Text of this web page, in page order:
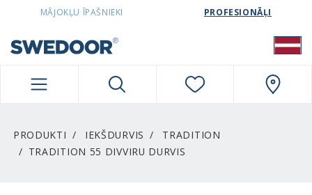
SWEDOORLATVIA NAVIGATION
MĀJOKĻU ĪPAŠNIEKI PROFESIONĀĻI
PRODUKTI IEKŠDURVIS
TRADITION
TRADITION 55 DIVVIRU DURVIS